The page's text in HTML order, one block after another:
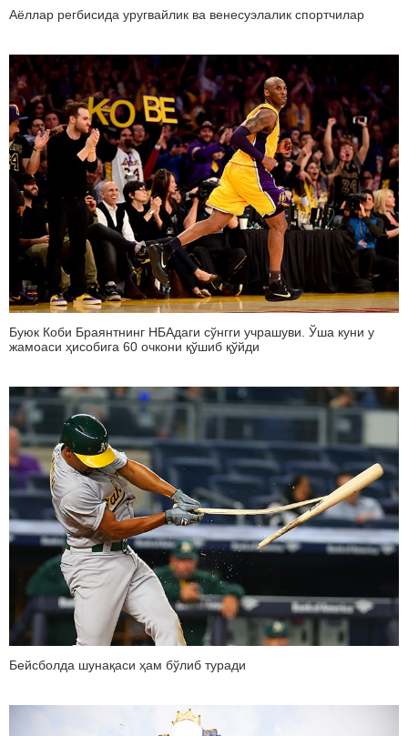
Аёллар регбисида уругвайлик ва венесуэлалик спортчилар
Буюк Коби Браянтнинг НБАдаги сўнгги учрашуви. Ўша куни у
жамоаси ҳисобига 60 очкони қўшиб қўйди
Бейсболда шунақаси ҳам бўлиб туради